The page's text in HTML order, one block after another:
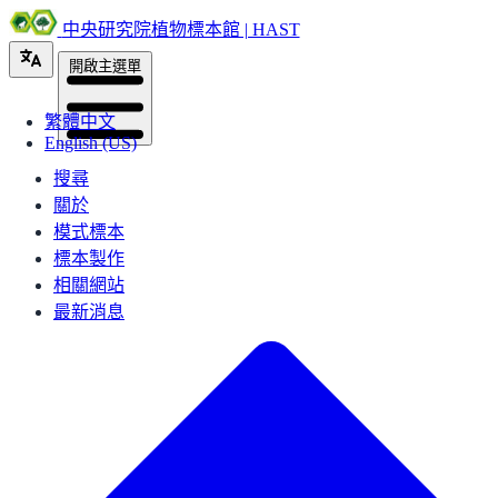
中央研究院植物標本館 | HAST
繁體中文
English (US)
開啟主選單
搜尋
關於
模式標本
標本製作
相關網站
最新消息